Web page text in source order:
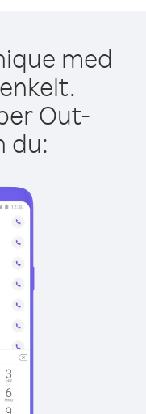
med
Out-
du: